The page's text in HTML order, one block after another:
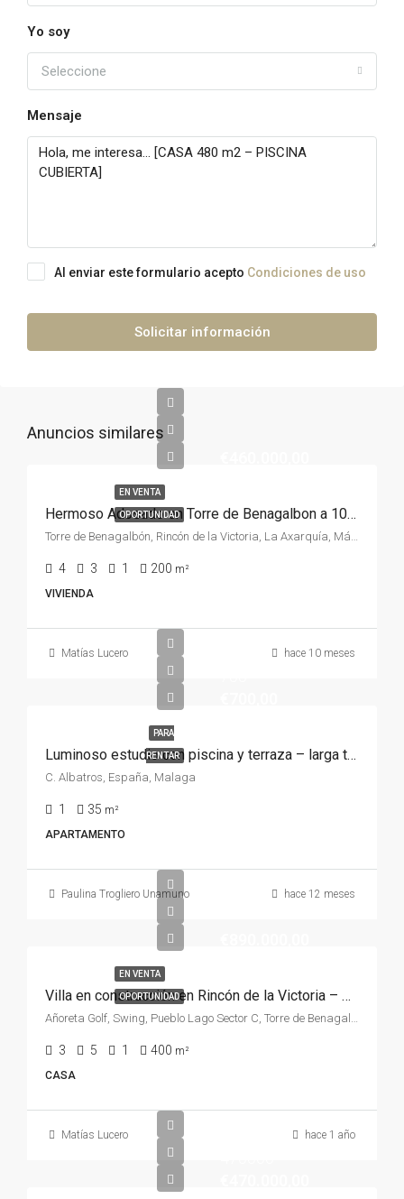
Yo soy
Seleccione
Mensaje
Al enviar este formulario acepto Condiciones de uso
Solicitar información
Anuncios similares
EN VENTA
OPORTUNIDAD Hermoso Adosado en Torre de Benagalbon a 100m2 del Mar
Torre de Benagalbón, Rincón de la Victoria, La Axarquía, Málaga, Andalucía, 29738, España, España, La Axarquía
4 3 1 200 m²
VIVIENDA
Matías Lucero hace 10 meses
PARA
RENTAR Luminoso estudio con piscina y terraza – larga temporada
C. Albatros, España, Malaga
1 35 m²
APARTAMENTO
Paulina Trogliero Unamuno hace 12 meses
EN VENTA
OPORTUNIDAD Villa en construcción en Rincón de la Victoria – Proyecto moderno y personalizable
Añoreta Golf, Swing, Pueblo Lago Sector C, Torre de Benagalbón, Rincón de la Victoria, La Axarquía, Málaga, Andalucía, 29730, España, España, La Axarquía
3 5 1 400 m²
CASA
Matías Lucero hace 1 año